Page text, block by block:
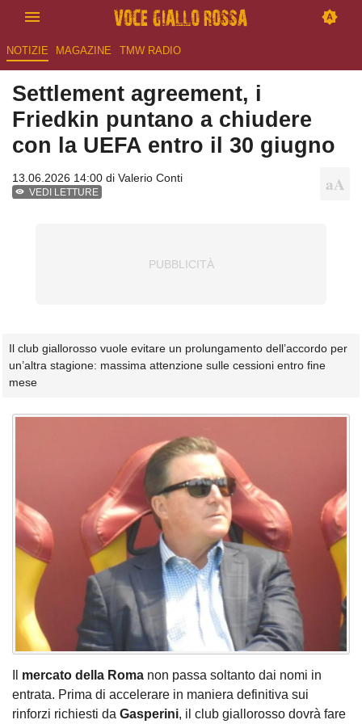
NOTIZIE MAGAZINE TMW RADIO
Settlement agreement, i
Friedkin puntano a chiudere
con la UEFA entro il 30 giugno
13.06.2026 14:00 di Valerio Conti
VEDI LETTURE
Il club giallorosso vuole evitare un prolungamento dell’accordo per
un’altra stagione: massima attenzione sulle cessioni entro fine
mese
mercato della Roma non passa soltanto dai nomi in
entrata. Prima di accelerare in maniera definitiva sui
rinforzi richiesti da Gasperini, il club giallorosso dovrà fare